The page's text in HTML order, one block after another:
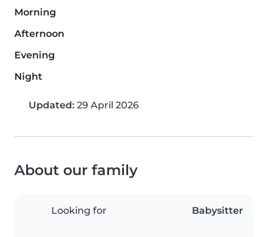
Morning
Afternoon
Evening
Night
Updated: 29 April 2026
About our family
Looking for Babysitter